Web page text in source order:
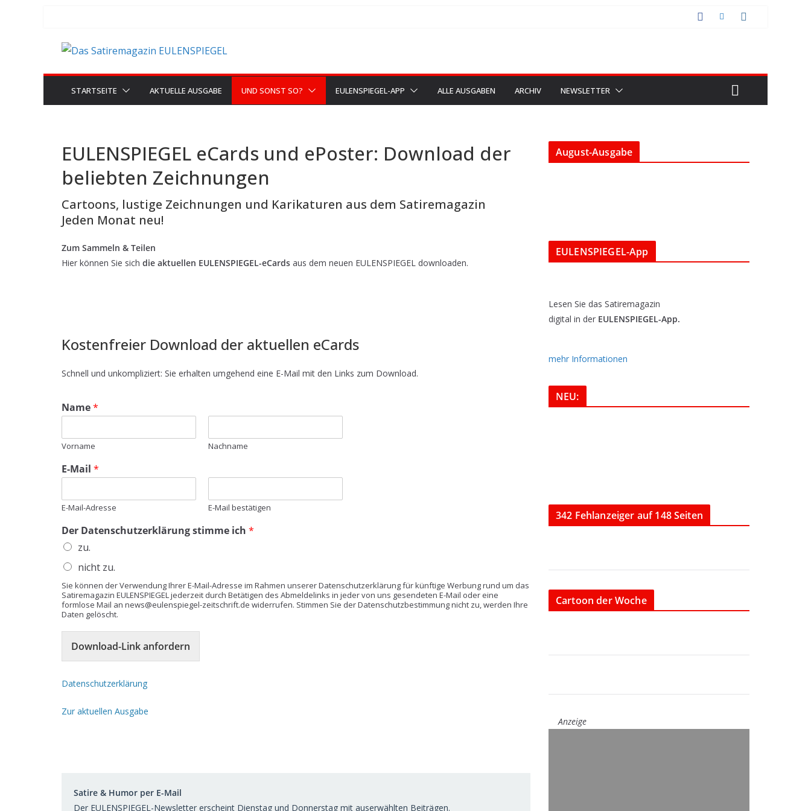
springen
STARTSEITE AKTUELLE AUSGABE UND SONST SO? EULENSPIEGEL-APP ALLE AUSGABEN ARCHIV NEWSLETTER
EULENSPIEGEL eCards und ePoster: Download der
beliebten Zeichnungen
Cartoons, lustige Zeichnungen und Karikaturen aus dem Satiremagazin
Jeden Monat neu!
Zum Sammeln & Teilen
Hier können Sie sich die aktuellen EULENSPIEGEL-eCards aus dem neuen EULENSPIEGEL downloaden.
Kostenfreier Download der aktuellen eCards
Schnell und unkompliziert: Sie erhalten umgehend eine E-Mail mit den Links zum Download.
Name*
Vorname Nachname
E-Mail *
E-Mail-Adresse E-Mail bestätigen
Der Datenschutzerklärung stimme ich *
zu.
nicht zu.
Sie können der Verwendung Ihrer E-Mail-Adresse im Rahmen unserer Datenschutzerklärung für künftige Werbung rund um das
Satiremagazin EULENSPIEGEL jederzeit durch Betätigen des Abmeldelinks in jeder von uns gesendeten E-Mail oder eine
formlose Mail an news@eulenspiegel-zeitschrift.de widerrufen. Stimmen Sie der Datenschutzbestimmung nicht zu, werden Ihre
Daten gelöscht.
Download-Link anfordern
Datenschutzerklärung
Zur aktuellen Ausgabe
Satire & Humor per E-Mail
Der EULENSPIEGEL-Newsletter erscheint Dienstag und Donnerstag mit auserwählten Beiträgen.
August-Ausgabe
EULENSPIEGEL-App
Lesen Sie das Satiremagazin
digital in der EULENSPIEGEL-App.
mehr Informationen
NEU:
342 Fehlanzeiger auf 148 Seiten
Cartoon der Woche
Anzeige